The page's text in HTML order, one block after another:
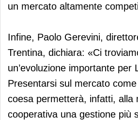
un mercato altamente
Infine, Paolo Gerevini,
Trentina, dichiara: «Ci
un’evoluzione importante per
Presentarsi sul mercato
coesa permetterà, infatti, alla
cooperativa una gestione più